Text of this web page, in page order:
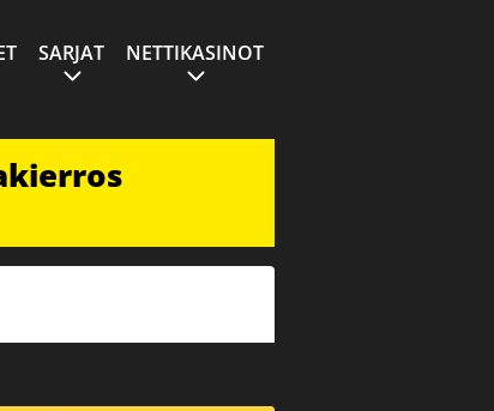
SARJAT NETTIKASINOT